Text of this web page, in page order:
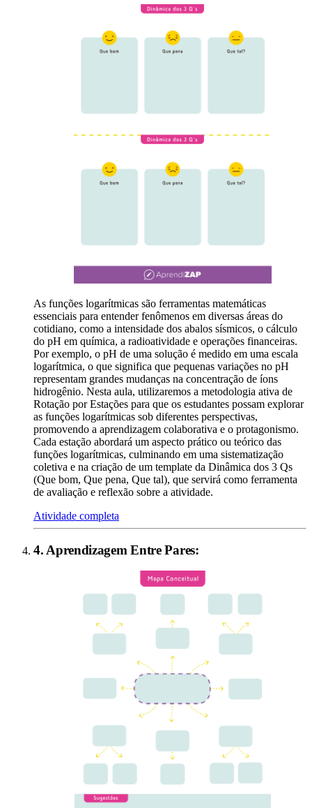
As funções logarítmicas são ferramentas matemáticas
essenciais para entender fenômenos em diversas áreas do
cotidiano, como a intensidade dos abalos sísmicos, o cálculo
do pH em química, a radioatividade e operações financeiras.
Por exemplo, o pH de uma solução é medido em uma escala
logarítmica, o que significa que pequenas variações no pH
representam grandes mudanças na concentração de íons
hidrogênio. Nesta aula, utilizaremos a metodologia ativa de
Rotação por Estações para que os estudantes possam explorar
as funções logarítmicas sob diferentes perspectivas,
promovendo a aprendizagem colaborativa e o protagonismo.
Cada estação abordará um aspecto prático ou teórico das
funções logarítmicas, culminando em uma sistematização
coletiva e na criação de um template da Dinâmica dos 3 Qs
(Que bom, Que pena, Que tal), que servirá como ferramenta
de avaliação e reflexão sobre a atividade.
Atividade completa
4. Aprendizagem Entre Pares: